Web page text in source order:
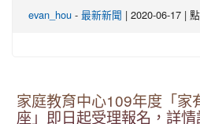
evan_hou - 最新新聞 | 2020-06-17 |
家庭教育中心109年度「家
座」即日起受理報名，詳情